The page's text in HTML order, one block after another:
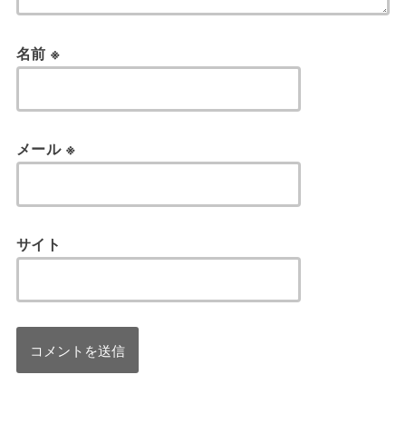
名前※
メール ※
サイト